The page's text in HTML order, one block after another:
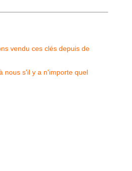
vendu ces clés depuis de
nous s'il y a n'importe quel